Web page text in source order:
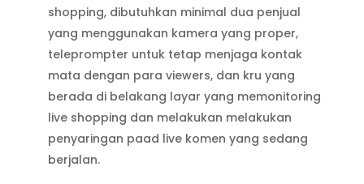
shopping, dibutuhkan minimal dua penjual
yang menggunakan kamera yang proper,
teleprompter untuk tetap menjaga kontak
mata dengan para viewers, dan kru yang
berada di belakang layar yang memonitoring
live shopping dan melakukan melakukan
penyaringan paad live komen yang sedang
berjalan.